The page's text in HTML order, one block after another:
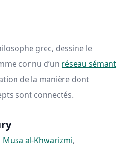
grec, dessine le
connu d’un réseau sémant
de la manière dont
sont connectés.
al-Khwarizmi,